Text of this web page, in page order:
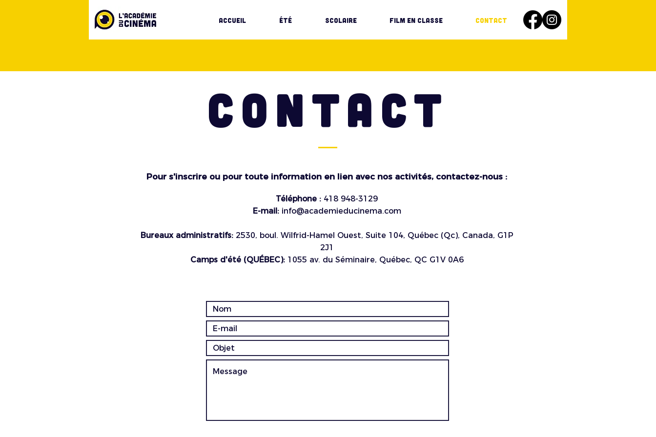
Accueil ÉTÉ SCOLAIRE Film en classe Contact
CONTACT
Pour s'inscrire ou pour toute information en lien avec nos activités, contactez-nous :
Téléphone : 418 948-3129
E-mail: info@academieducinema.com
Bureaux administratifs:2530, boul. Wilfrid-Hamel Ouest, Suite 104, Québec (Qc), Canada, G1P
2J1
Camps d'été (QUÉBEC):1055 av. du Séminaire, Québec, QC G1V 0A6